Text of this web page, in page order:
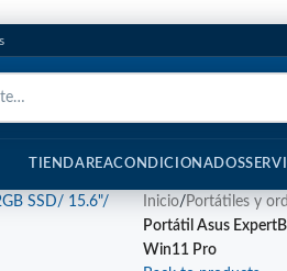
TIENDA REACONDICIONADOS
Inicio/ Portátiles y
Portátil Asus
Win11 Pro